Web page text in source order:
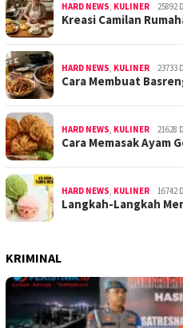
HARD NEWS, KULINER 25892
Kreasi Camilan
HARD NEWS, KULINER 23733
Cara Membuat
HARD NEWS, KULINER 21628
Cara Memasak Ayam
HARD NEWS, KULINER 16742
Langkah-Langkah
KRIMINAL